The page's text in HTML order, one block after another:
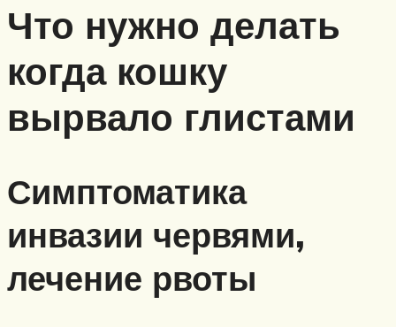
Что нужно делать
когда кошку
вырвало глистами
Симптоматика
инвазии червями,
лечение рвоты